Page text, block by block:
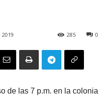
0
285
de las 7 p.m. en la colonia